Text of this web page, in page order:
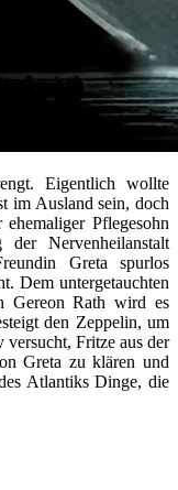
Eigentlich wollte
im Ausland sein, doch
Pflegesohn
Nervenheilanstalt
Greta spurlos
Dem untergetauchten
Gereon Rath wird es
den Zeppelin, um
Fritze aus der
Greta zu klären und
Atlantiks Dinge, die